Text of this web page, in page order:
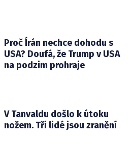
Proč Írán nechce dohodu s
USA? Doufá, že Trump v USA
na podzim prohraje
V Tanvaldu došlo k útoku
nožem. Tři lidé jsou zranění